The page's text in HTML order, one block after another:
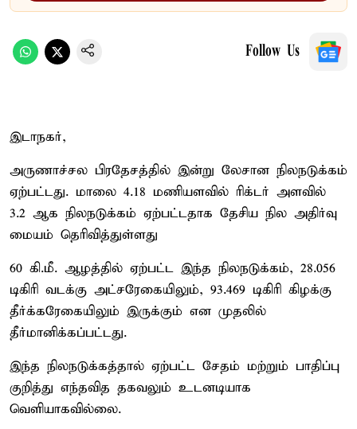
Follow Us
இடாநகர்,
அருணாச்சல பிரதேசத்தில் இன்று லேசான நிலநடுக்கம்
ஏற்பட்டது. மாலை 4.18 மணியளவில் ரிக்டர் அளவில்
3.2 ஆக நிலநடுக்கம் ஏற்பட்டதாக தேசிய நில அதிர்வு
மையம் தெரிவித்துள்ளது
60 கி.மீ. ஆழத்தில் ஏற்பட்ட இந்த நிலநடுக்கம், 28.056
டிகிரி வடக்கு அட்சரேகையிலும், 93.469 டிகிரி கிழக்கு
தீர்க்கரேகையிலும் இருக்கும் என முதலில்
தீர்மானிக்கப்பட்டது.
இந்த நிலநடுக்கத்தால் ஏற்பட்ட சேதம் மற்றும் பாதிப்பு
குறித்து எந்தவித தகவலும் உடனடியாக
வெளியாகவில்லை.